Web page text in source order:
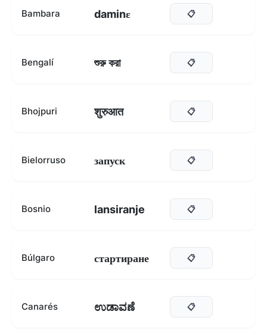
Bambara daminɛ 📋
Bengalí শুরু করা 📋
Bhojpuri शुरुआत 📋
Bielorruso запуск 📋
Bosnio lansiranje 📋
Búlgaro стартиране 📋
Canarés ಉಡಾವಣೆ 📋